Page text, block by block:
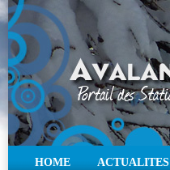
HOME ACTUALITES